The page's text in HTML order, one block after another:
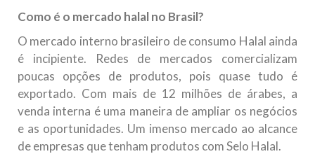
Como é o mercado halal no Brasil?
O mercado interno brasileiro de consumo Halal ainda
é incipiente. Redes de mercados comercializam
poucas opções de produtos, pois quase tudo é
exportado. Com mais de 12 milhões de árabes, a
venda interna é uma maneira de ampliar os negócios
e as oportunidades. Um imenso mercado ao alcance
de empresas que tenham produtos com Selo Halal.